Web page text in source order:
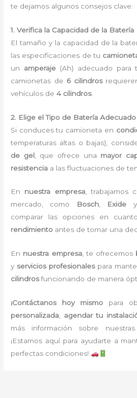
te dejamos algunos consejos clave:
1. Verifica la Capacidad de la Batería
El tamaño y la capacidad de la
las especificaciones de tu
un amperaje(Ah) adecuado para
camionetas de 6 cilindros
vehículos de4 cilindros.
2. Elige el Tipo de Batería
Si conduces tu camioneta en
temperaturas altas o bajas),
de gel, que ofrece una mayor
resistencia a las fluctuaciones de
En nuestra empresa, trabajamos
mercado, como
Bosch, Exide
comparar las opciones en
rendimiento antes de tomar una
En nuestra empresa, te ofrecemos
y servicios profesionalespara
cilindrosfuncionando de manera
¡Contáctanos hoy mismo para
personalizada, agendar tu
más información sobre nuestras
¡Estamos aquí para ayudarte a
perfectas condiciones!